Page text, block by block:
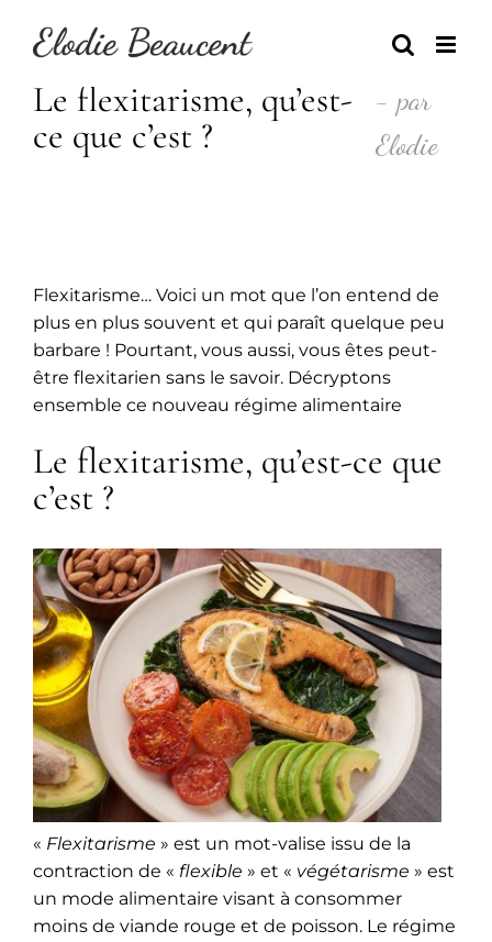
Le flexitarisme, qu’est-
ce que c’est ?
- par
Elodie
Flexitarisme… Voici un mot que l’on entend de
plus en plus souvent et qui paraît quelque peu
barbare ! Pourtant, vous aussi, vous êtes peut-
être flexitarien sans le savoir. Décryptons
ensemble ce nouveau régime alimentaire
Le flexitarisme, qu’est-ce que
c’est ?
« Flexitarisme » est un mot-valise issu de la
contraction de « flexible » et « végétarisme » est
un mode alimentaire visant à consommer
moins de viande rouge et de poisson. Le régime